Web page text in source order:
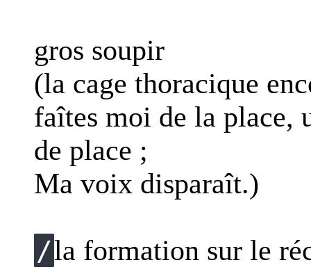
gros soupir
(la cage thoracique
faîtes moi de la place,
de place ;
Ma voix disparaît.)
/la formation sur le